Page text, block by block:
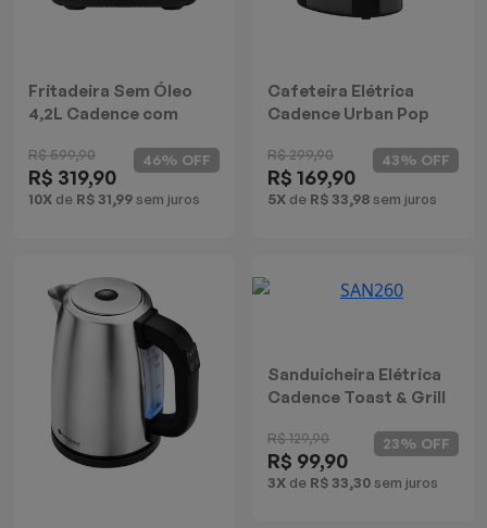
Fritadeira Sem Óleo
4,2L Cadence com
Show
R$ 599,90
R$ 319,90
10X de R$ 31,99 sem juros
46% OFF
Cafeteira Elétrica
Cadence Urban Pop
R$ 299,90
R$ 169,90
5X de R$ 33,98 sem juros
43% OFF
Sanduicheira Elétrica
Cadence Toast & Grill
R$ 129,90
R$ 99,90
3X de R$ 33,30 sem juros
23% OFF